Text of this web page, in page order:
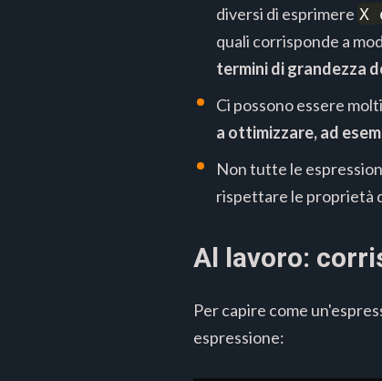
diversi di esprimere X
quali corrisponde a
termini di grandezza
Ci possono essere
a ottimizzare, ad
Non tutte le
rispettare le proprietà
Al lavoro:
Per capire come
espressione: